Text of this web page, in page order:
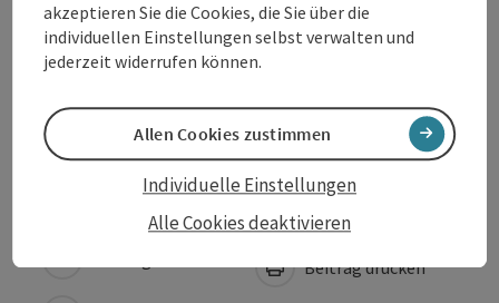
Preise
Barrierefreiheit
Beitrag drucken
akzeptieren Sie die Cookies, die Sie über die
individuellen Einstellungen selbst verwalten und
jederzeit widerrufen können.
Alle Cookies deaktivieren
Individuelle Einstellungen
Allen Cookies zustimmen